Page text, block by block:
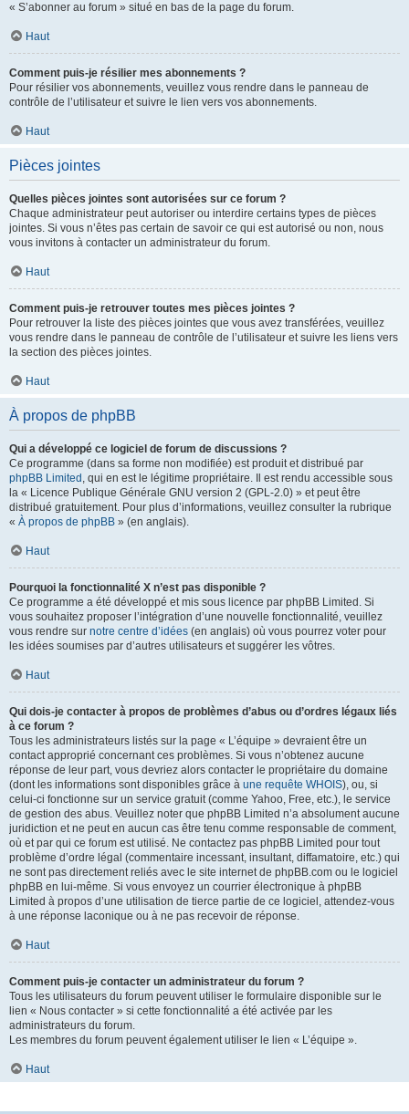
« S’abonner au forum » situé en bas de la page du forum.
Haut
Comment puis-je résilier mes abonnements ?
Pour résilier vos abonnements, veuillez vous rendre dans le panneau de
contrôle de l’utilisateur et suivre le lien vers vos abonnements.
Haut
Pièces jointes
Quelles pièces jointes sont autorisées sur ce forum ?
Chaque administrateur peut autoriser ou interdire certains types de pièces
jointes. Si vous n’êtes pas certain de savoir ce qui est autorisé ou non, nous
vous invitons à contacter un administrateur du forum.
Haut
Comment puis-je retrouver toutes mes pièces jointes ?
Pour retrouver la liste des pièces jointes que vous avez transférées, veuillez
vous rendre dans le panneau de contrôle de l’utilisateur et suivre les liens vers
la section des pièces jointes.
Haut
À propos de phpBB
Qui a développé ce logiciel de forum de discussions ?
Ce programme (dans sa forme non modifiée) est produit et distribué par
phpBB Limited , qui en est le légitime propriétaire. Il est rendu accessible sous
la « Licence Publique Générale GNU version 2 (GPL-2.0) » et peut être
distribué gratuitement. Pour plus d’informations, veuillez consulter la rubrique
« À propos de phpBB » (en anglais).
Haut
Pourquoi la fonctionnalité X n’est pas disponible ?
Ce programme a été développé et mis sous licence par phpBB Limited. Si
vous souhaitez proposer l’intégration d’une nouvelle fonctionnalité, veuillez
vous rendre sur notre centre d’idées (en anglais) où vous pourrez voter pour
les idées soumises par d’autres utilisateurs et suggérer les vôtres.
Haut
Qui dois-je contacter à propos de problèmes d’abus ou d’ordres légaux liés
à ce forum ?
Tous les administrateurs listés sur la page « L’équipe » devraient être un
contact approprié concernant ces problèmes. Si vous n’obtenez aucune
réponse de leur part, vous devriez alors contacter le propriétaire du domaine
(dont les informations sont disponibles grâce à une requête WHOIS), ou, si
celui-ci fonctionne sur un service gratuit (comme Yahoo, Free, etc.), le service
de gestion des abus. Veuillez noter que phpBB Limited n’a absolument aucune
juridiction et ne peut en aucun cas être tenu comme responsable de comment,
où et par qui ce forum est utilisé. Ne contactez pas phpBB Limited pour tout
problème d’ordre légal (commentaire incessant, insultant, diffamatoire, etc.) qui
ne sont pas directement reliés avec le site internet de phpBB.com ou le logiciel
phpBB en lui-même. Si vous envoyez un courrier électronique à phpBB
Limited à propos d’une utilisation de tierce partie de ce logiciel, attendez-vous
à une réponse laconique ou à ne pas recevoir de réponse.
Haut
Comment puis-je contacter un administrateur du forum ?
Tous les utilisateurs du forum peuvent utiliser le formulaire disponible sur le
lien « Nous contacter » si cette fonctionnalité a été activée par les
administrateurs du forum.
Les membres du forum peuvent également utiliser le lien « L’équipe ».
Haut